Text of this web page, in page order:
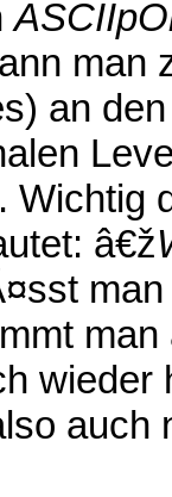
man
an
Wichtig
â€ž
man
auch